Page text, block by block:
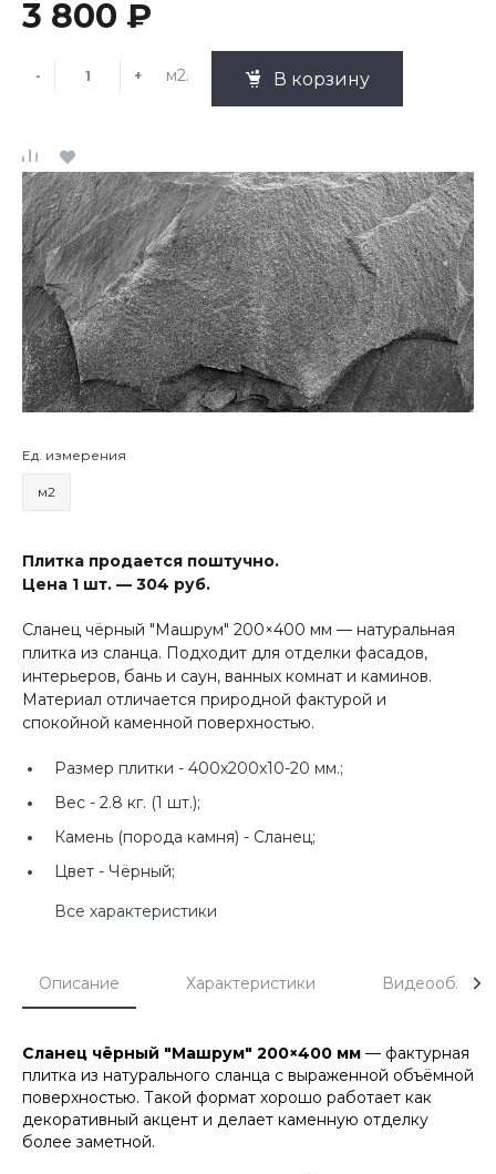
3 800 ₽
- + м2. В корзину
Ед. измерения
м2
Плитка продается поштучно.
Цена 1 шт. — 304 руб.
Сланец чёрный "Машрум" 200×400 мм — натуральная
плитка из сланца. Подходит для отделки фасадов,
интерьеров, бань и саун, ванных комнат и каминов.
Материал отличается природной фактурой и
спокойной каменной поверхностью.
Размер плитки - 400x200x10-20 мм.;
Вес - 2.8 кг. (1 шт.);
Камень (порода камня) - Сланец;
Цвет - Чёрный;
Все характеристики
Описание Характеристики Видеообзоры
Сланец чёрный "Машрум" 200×400 мм — фактурная
плитка из натурального сланца с выраженной объёмной
поверхностью. Такой формат хорошо работает как
декоративный акцент и делает каменную отделку
более заметной.